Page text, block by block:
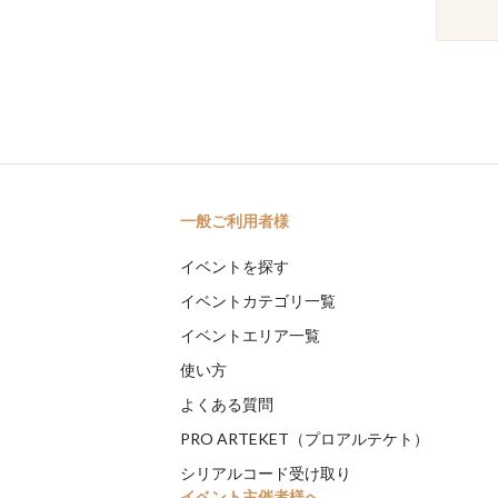
一般ご利用者様
イベントを探す
イベントカテゴリ一覧
イベントエリア一覧
使い方
よくある質問
PRO ARTEKET（プロアルテケト）
シリアルコード受け取り